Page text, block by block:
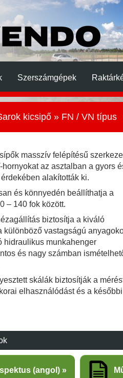
Szerszámgépek
kicsipő » FN / VN típus
masszív felépítésű
hornyokat az asztalban a gyors
alakították ki.
és könnyedén beállíthatja a
– 140 fok között.
biztosítja a kiváló
különböző vastagságú
hidraulikus munkahenger
és nagy számban
skálák biztosítják a
elhasználódást és a későbbi
(angol)